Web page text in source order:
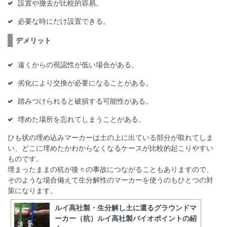
設置や撤去が比較的容易。
必要な時にだけ設置できる。
デメリット
遠くからの視認性が低い場合がある。
劣化により交換が必要になることがある。
踏みつけられると破損する可能性がある。
埋めた場所を忘れてしまうことがある。
ひも状の埋め込みマーカーは土の上に出ている部分が取れてしま
い、どこに埋めたかわからなくなるケースが比較的起こりやすい
ものです。
埋まったままの杭が後々の事故につながることもありますので、
そのような場合備えて生分解性のマーカーを使うのもひとつの対
策になります。
ルイ高社製・生分解し土に還るグラウンドマ
ーカー（杭）ルイ高社製バイオポイントの紹